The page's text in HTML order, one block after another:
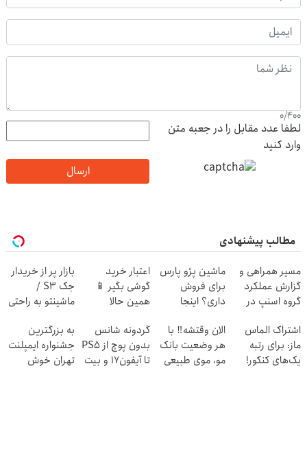
0/400
لطفا عدد مقابل را در جعبه متن
وارد کنید
ارسال
مطالب پیشنهادی
مسیر همراهی و
گزارش عملکرد
گروه اسنپ در
ماشین پژو پارس
برای فروش
داری؟ اینجا
اعتبار خرید
گوشی بگیر 📱
همین حالا
بده 🎯
بازار پر از خریدار
جک S3 /
ماشینتو به راحتی
اشتراک الماس
ماز: برای رتبه
یک‌های کنکور!
الان وقتشه‼️ با
هر وضعیت بانک
مو، موی طبیعی
گردونه شانس
بدون پوچ از PS5
تا آیفون17 و بیت
به بزرگترین
جشنواره ایمپلنت
تهران خوش